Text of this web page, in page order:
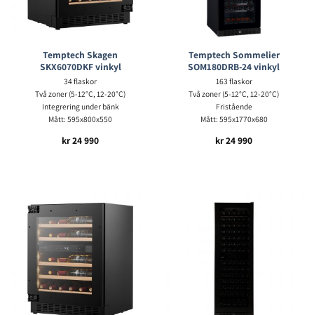
Temptech Skagen
SKX6070DKF vinkyl
34 flaskor
Två zoner (5-12°C, 12-20°C)
Integrering under bänk
Mått: 595x800x550
kr24 990
Temptech Sommelier
SOM180DRB-24 vinkyl
163 flaskor
Två zoner (5-12°C, 12-20°C)
Fristående
Mått: 595x1770x680
kr24 990